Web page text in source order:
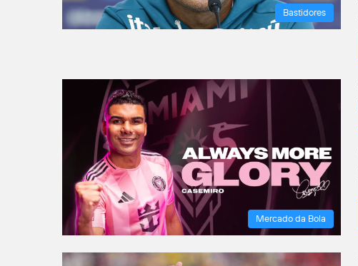
Bastidores
Mercado da Bola